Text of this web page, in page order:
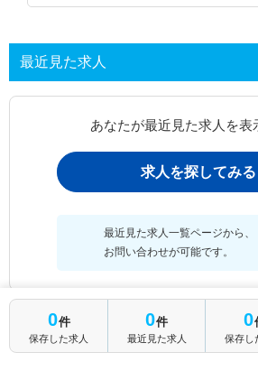
最近見た求人
あなたが最近見た求人を表
求人を探してみる
最近見た求人一覧ページから、
お問い合わせが可能です。
最近見た求人一覧
0件
保存した求人
0件
最近見た求人
0
保存し